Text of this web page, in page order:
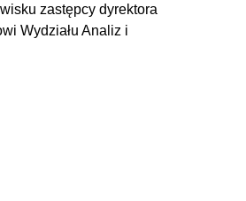
zastępcy dyrektora
Wydziału Analiz i